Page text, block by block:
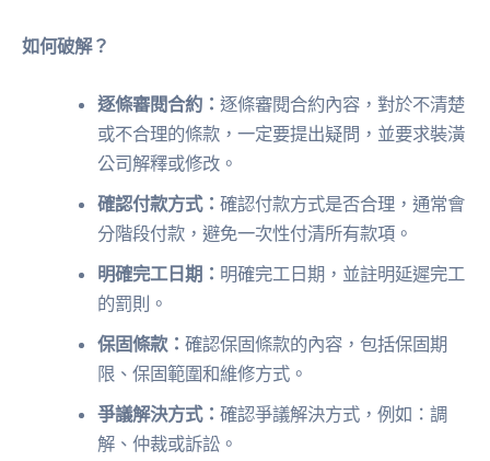
如何破解？
逐條審閱合約：逐條審閱合約內容，對於不清楚
或不合理的條款，一定要提出疑問，並要求裝潢
公司解釋或修改。
確認付款方式：確認付款方式是否合理，通常會
分階段付款，避免一次性付清所有款項。
明確完工日期： 明確完工日期，並註明延遲完工
的罰則。
保固條款：確認保固條款的內容，包括保固期
限、保固範圍和維修方式。
爭議解決方式：確認爭議解決方式，例如：調
解、仲裁或訴訟。